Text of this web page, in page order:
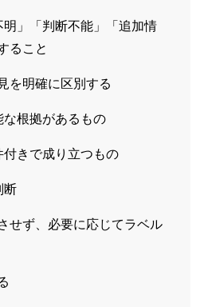
」「判断不能」「追加情
ること
を明確に区別する
根拠があるもの
きで成り立つもの
断
せず、必要に応じてラベル